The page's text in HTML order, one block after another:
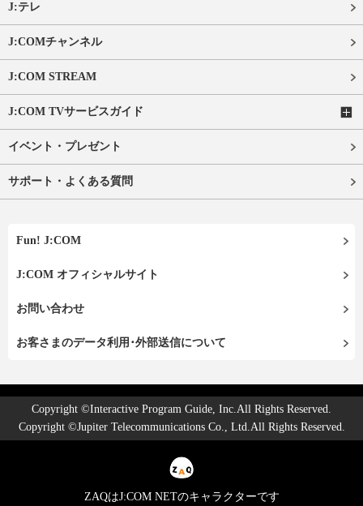
J:テレ
J:COMチャンネル
J:COM STREAM
J:COM TVサービスガイド
イベント・プレゼント
サポート・よくある質問
Fun! J:COM
J:COM オフィシャルサイト
お問い合わせ
お客さまのデータ利用･外部送信について
Copyright ©Interactive Program Guide, Inc.All Rights Reserved.
Copyright ©Jupiter Telecommunications Co., Ltd.All Rights Reserved.
ZAQはJ:COM NETのキャラクターです